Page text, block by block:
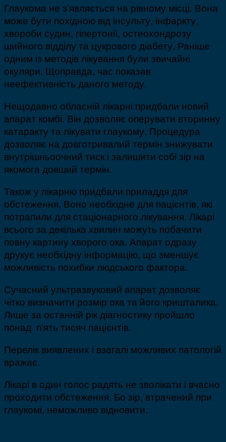
Глаукома не з’являється на рівному місці. Вона
може бути похідною від інсульту, інфаркту,
хвороби судин, гіпертонії, остеохондрозу
шийного відділу та цукрового діабету. Раніше
одним із методів лікування були звичайні
окуляри. Щоправда, час показав
неефективність даного методу.
Нещодавно обласній лікарні придбали новий
апарат комбі. Він дозволяє оперувати вторинну
катаракту та лікувати глаукому. Процедура
дозволяє на довготривалий термін знижувати
внутрішньоочний тиск і залишити собі зір на
якомога довший термін.
Також у лікарню придбали приладдя для
обстеження. Воно необхідне для пацієнтів, які
потрапили для стаціонарного лікування. Лікарі
всього за декілька хвилин можуть побачити
повну картину хворого ока. Апарат одразу
друкує необхідну інформацію, що зменшує
можливість похибки людського фактора.
Сучасний ультразвуковий апарат дозволяє
чітко визначити розмір ока та його кришталика.
Лише за останній рік діагностику пройшло
понад п’ять тисяч пацієнтів.
Перелік виявлених і взагалі можливих патологій
вражає.
Лікарі в один голос радять не зволікати і вчасно
проходити обстеження. Бо зір, втрачений при
глаукомі, неможливо відновити.